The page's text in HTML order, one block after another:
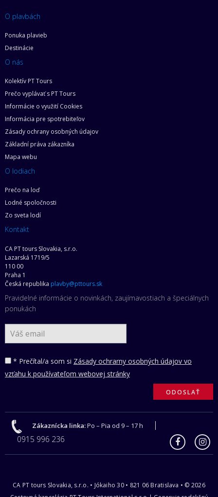
O plavbách
Ponuka plavieb
Destinácie
O nás
Kolektív PT Tours
Prečo vyplávať s PT Tours
Informácie o využití Cookies
Informácia pre spotrebiteľov
Zásady ochrany osobných údajov
Základní práva zákazníka
Mapa webu
O lodiach
Prečo na loď
Lodné spoločnosti
Zo sveta lodí
Kontakt
CA PT tours Slovakia, s.r.o.
Lazarská 1719/5
110 00
Praha 1
Česká republika plavby@pttours.sk
Pravidelné informácie o novinkách, zaujímavostiach a špeciálnych
ponukách
* Prečítal/a som si Zásady ochrarny osobných údajov vo
vzťahu k používateľom webovej stránky
Zákaznícka linka:Po – Pia od 9 – 17 h
0915 996 236
CA PT tours Slovakia, s.r.o. • Jókaiho 30 • 821 06 Bratislava • © 2026